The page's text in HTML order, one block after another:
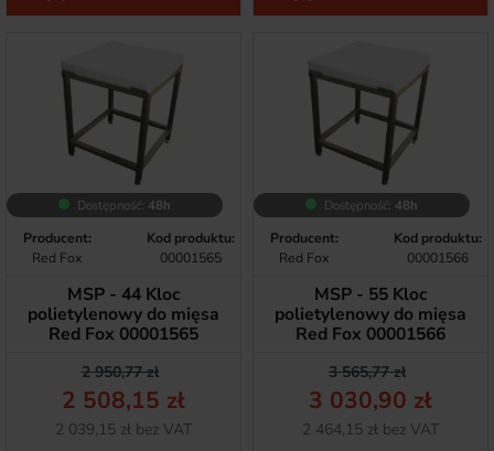
Dostępność: 48h
Producent:
Red Fox
Kod produktu:
00001565
MSP - 44 Kloc
polietylenowy do mięsa
Red Fox 00001565
Cena podstawowa
2 950,77 zł
Cena
2 508,15 zł
Netto
2 039,15 zł bez VAT
Dostępność: 48h
Producent:
Red Fox
Kod produktu:
00001566
MSP - 55 Kloc
polietylenowy do mięsa
Red Fox 00001566
Cena
3 565,77 zł
Cena
3 030,90 zł
Netto
2 464,15 zł bez VAT